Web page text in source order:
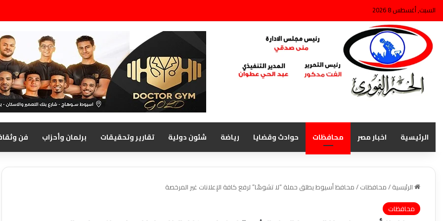
السبت, أغسطس 8 2026
الرئيسية اخبار مصر محافظات حوادث وقضايا رياضة شئون دولية تقارير وتحقيقات برلمان وأحزاب فن
الرئيسية/محافظات/محافظ أسيوط يطلق حملة “لا تشوهّا” لرفع كافة الإعلانات غير المرخصة
محافظات